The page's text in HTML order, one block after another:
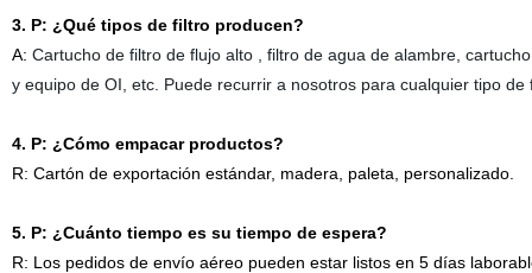
3. P: ¿Qué tipos de filtro producen?
A: Cartucho de filtro de flujo alto , filtro de agua de alambre,
y equipo de OI, etc. Puede recurrir a nosotros para cualquier tipo
4. P: ¿Cómo empacar productos?
R: Cartón de exportación estándar, madera, paleta, personalizado.
5. P: ¿Cuánto tiempo es su tiempo de espera?
R: Los pedidos de envío aéreo pueden estar listos en 5 días